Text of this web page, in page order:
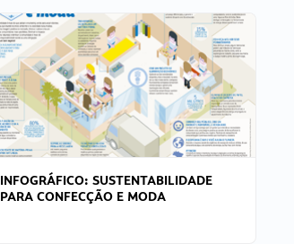
INFOGRÁFICO: SUSTENTABILIDADE
PARA CONFECÇÃO E MODA